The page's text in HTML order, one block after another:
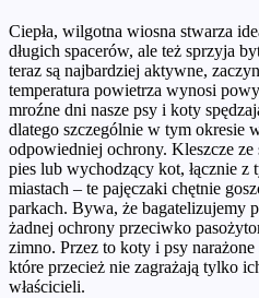
Ciepła, wilgotna wiosna stwarza
długich spacerów, ale też sprzyja
teraz są najbardziej aktywne,
temperatura powietrza wynosi
mroźne dni nasze psy i koty
dlatego szczególnie w tym okresie
odpowiedniej ochrony. Kleszcze ze
pies lub wychodzący kot, łącznie
miastach – te pajęczaki chętnie
parkach. Bywa, że bagatelizujemy
żadnej ochrony przeciwko
zimno. Przez to koty i psy
które przecież nie zagrażają tylko
właścicieli.